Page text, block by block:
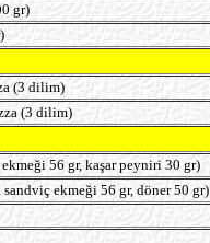
gr)
(3 dilim)
(3 dilim)
ekmeği 56 gr, kaşar peyniri 30 gr)
ekmeği 56 gr, döner 50 gr)